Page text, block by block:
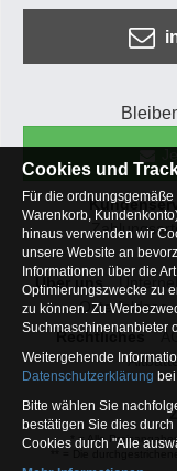
Über uns
Osterfeldsee
Rechtliches
* = Alle
Cookies und
Für die
Warenkorb,
hinaus verwenden wir
unsere Website an
Informationen über die
Optimierungszwecke zu
zu können. Zu
Suchmaschinenanbieter
Weitergehende
Datenschutzerklärung
Bitte wählen Sie
bestätigen Sie dies
Cookies durch "Alle